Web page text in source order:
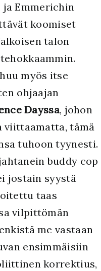
Emmerichin
koomiset
talon
myös itse
ohjaajan
Dayssa, johon
viittaamatta, tämä
tuhoon tyynesti.
buddy cop
jostain syystä
taas
vilpittömän
me vastaan
ensimmäisiin
korrektius,